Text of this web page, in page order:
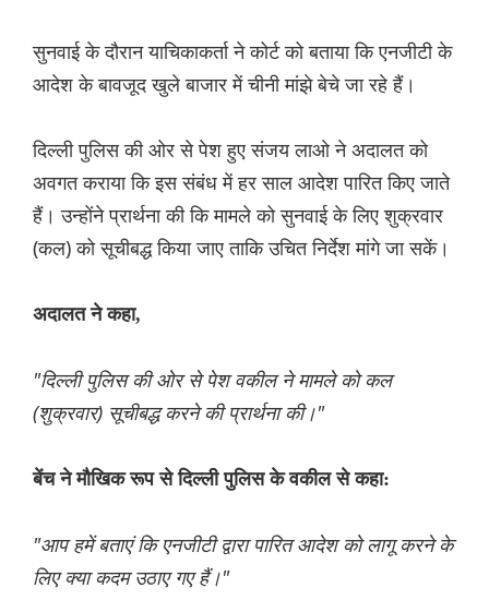
सुनवाई के दौरान याचिकाकर्ता ने कोर्ट को बताया कि एनजीटी के
आदेश के बावजूद खुले बाजार में चीनी मांझे बेचे जा रहे हैं।
दिल्ली पुलिस की ओर से पेश हुए संजय लाओ ने अदालत को
अवगत कराया कि इस संबंध में हर साल आदेश पारित किए जाते
हैं। उन्होंने प्रार्थना की कि मामले को सुनवाई के लिए शुक्रवार
(कल) को सूचीबद्ध किया जाए ताकि उचित निर्देश मांगे जा सकें।
अदालत ने कहा,
"दिल्ली पुलिस की ओर से पेश वकील ने मामले को कल
(शुक्रवार) सूचीबद्ध करने की प्रार्थना की।"
बेंच ने मौखिक रूप से दिल्ली पुलिस के वकील से कहा:
"आप हमें बताएं कि एनजीटी द्वारा पारित आदेश को लागू करने के
लिए क्या कदम उठाए गए हैं।"